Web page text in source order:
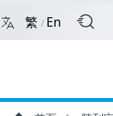
回到首頁
繁 / En
主導航選單
主內容